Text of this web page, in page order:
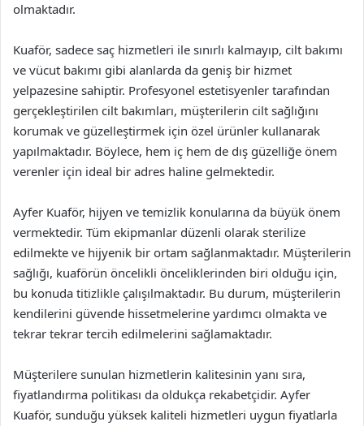
olmaktadır.
Kuaför, sadece saç hizmetleri ile sınırlı kalmayıp, cilt bakımı
ve vücut bakımı gibi alanlarda da geniş bir hizmet
yelpazesine sahiptir. Profesyonel estetisyenler tarafından
gerçekleştirilen cilt bakımları, müşterilerin cilt sağlığını
korumak ve güzelleştirmek için özel ürünler kullanarak
yapılmaktadır. Böylece, hem iç hem de dış güzelliğe önem
verenler için ideal bir adres haline gelmektedir.
Ayfer Kuaför, hijyen ve temizlik konularına da büyük önem
vermektedir. Tüm ekipmanlar düzenli olarak sterilize
edilmekte ve hijyenik bir ortam sağlanmaktadır. Müşterilerin
sağlığı, kuaförün öncelikli önceliklerinden biri olduğu için,
bu konuda titizlikle çalışılmaktadır. Bu durum, müşterilerin
kendilerini güvende hissetmelerine yardımcı olmakta ve
tekrar tekrar tercih edilmelerini sağlamaktadır.
Müşterilere sunulan hizmetlerin kalitesinin yanı sıra,
fiyatlandırma politikası da oldukça rekabetçidir. Ayfer
Kuaför, sunduğu yüksek kaliteli hizmetleri uygun fiyatlarla